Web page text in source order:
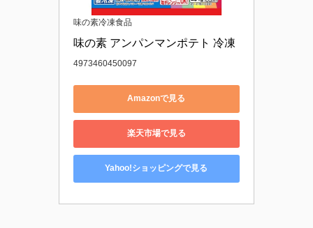
味の素冷凍食品
味の素 アンパンマンポテト 冷凍
4973460450097
Amazonで見る
楽天市場で見る
Yahoo!ショッピングで見る